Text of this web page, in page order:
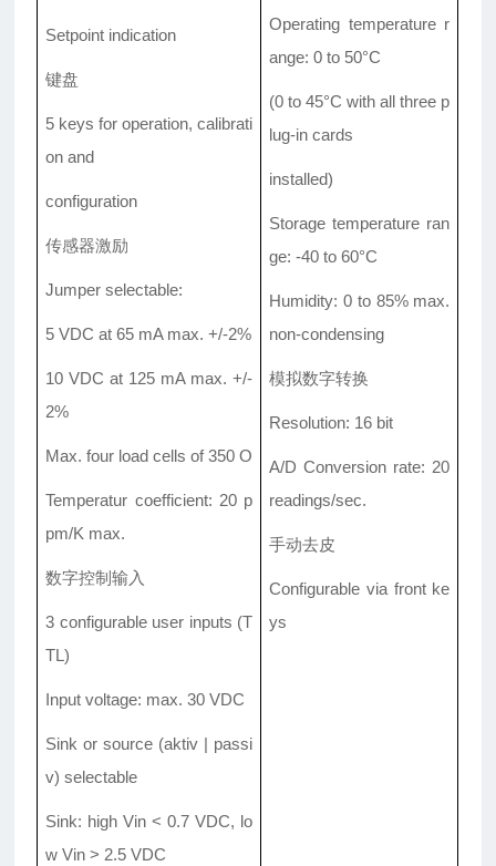
Setpoint indication
键盘
5 keys for operation, calibrati
on and
configuration
传感器激励
Jumper selectable:
5 VDC at 65 mA max. +/-2%
10 VDC at 125 mA max. +/-
2%
Max. four load cells of 350 O
Temperatur coefficient: 20 p
pm/K max.
数字控制输入
3 configurable user inputs (T
TL)
Input voltage: max. 30 VDC
Sink or source (aktiv | passi
v) selectable
Sink: high Vin < 0.7 VDC, lo
w Vin > 2.5 VDC
Operating temperature r
ange: 0 to 50°C
(0 to 45°C with all three p
lug-in cards
installed)
Storage temperature ran
ge: -40 to 60°C
Humidity: 0 to 85% max.
non-condensing
模拟数字转换
Resolution: 16 bit
A/D Conversion rate: 20
readings/sec.
手动去皮
Configurable via front ke
ys